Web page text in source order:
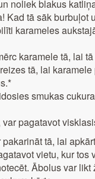
noliek blakus
Kad tā sāk burbuļot
karameles
karamele tā, lai
tā, lai
smukas
pagatavot
tā, lai
vietu, kur tos
Ābolus var